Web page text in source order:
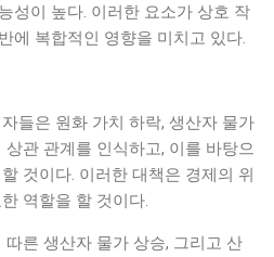
성이 높다. 이러한 요소가 상호 작
에 복합적인 영향을 미치고 있다.
들은 원화 가치 하락, 생산자 물가
관 관계를 인식하고, 이를 바탕으
것이다. 이러한 대책은 경제의 위
역할을 할 것이다.
른 생산자 물가 상승, 그리고 산